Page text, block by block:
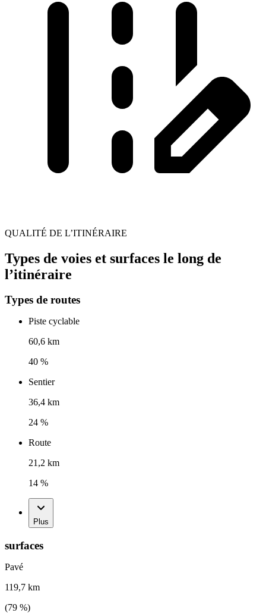
QUALITÉ DE L’ITINÉRAIRE
Types de voies et surfaces le long de
l’itinéraire
Types de routes
Piste cyclable
60,6 km
40 %
Sentier
36,4 km
24 %
Route
21,2 km
14 %
Plus
surfaces
Pavé
119,7 km
(79 %)